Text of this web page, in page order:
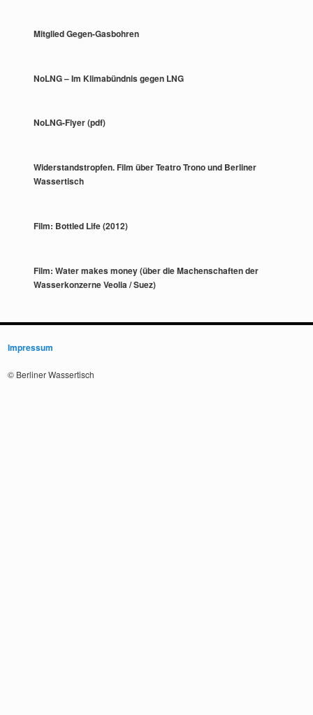
Mitglied Gegen-Gasbohren
NoLNG – Im Klimabündnis gegen LNG
NoLNG-Flyer (pdf)
Widerstandstropfen. Film über Teatro Trono und Berliner
Wassertisch
Film: Bottled Life (2012)
Film: Water makes money (über die Machenschaften der
Wasserkonzerne Veolia / Suez)
Impressum
© Berliner Wassertisch